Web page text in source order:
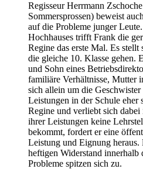
Regisseur Herrmann
Sommersprossen) beweist
auf die Probleme junger
Hochhauses trifft Frank die
Regine das erste Mal. Es stellt
die gleiche 10. Klasse gehen.
und Sohn eines
familiäre Verhältnisse, Mutter
sich allein um die
Leistungen in der Schule
Regine und verliebt sich
ihrer Leistungen keine
bekommt, fordert er eine
Leistung und Eignung heraus.
heftigen Widerstand innerhalb
Probleme spitzen sich zu.